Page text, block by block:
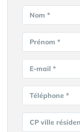
Nom *
Prénom *
E-mail *
Téléphone *
CP ville